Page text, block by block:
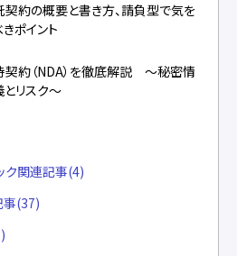
約の概要と書き方、請負型で気を
ポイント
契約（NDA）を徹底解説 ～秘密情
リスク～
ク関連記事(4)
事(37)